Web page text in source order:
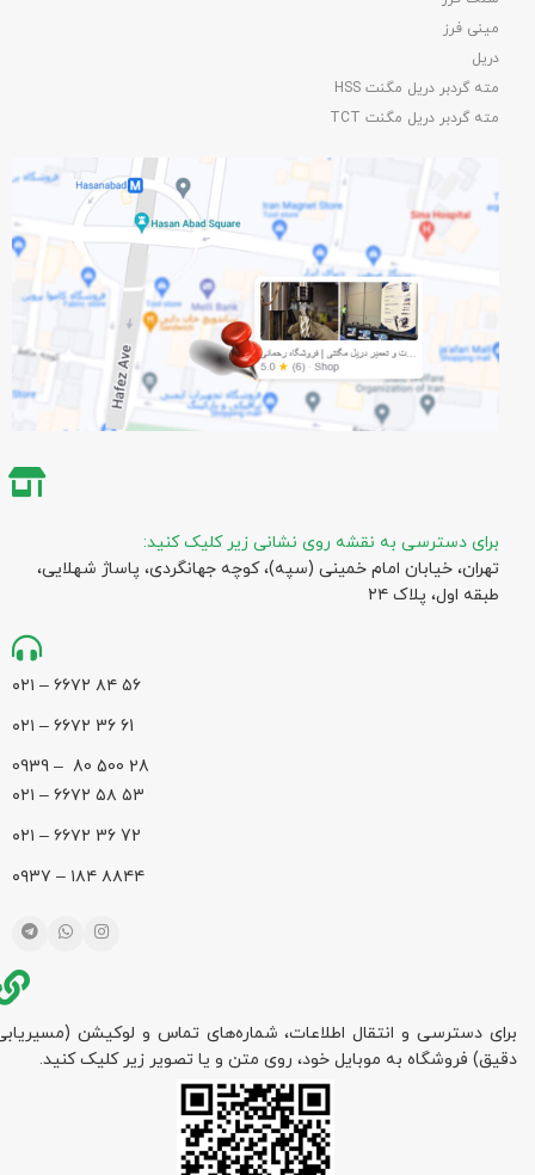
مینی فرز
دریل
مته گردبر دریل مگنت HSS
مته گردبر دریل مگنت TCT
برای دسترسی به نقشه روی نشانی زیر کلیک کنید:
تهران، خیابان امام خمینی (سپه)، کوچه جهانگردی،‌ پاساژ شهلایی،
طبقه اول، پلاک ۲۴
۵۶ ۸۴ ۶۶۷۲ – ۰۲۱
61 36 ۶۶۷۲ – ۰۲۱
28 500 80 – 0939
۵۳ ۵۸ ۶۶۷۲ – ۰۲۱
72 36 ۶۶۷۲ – ۰۲۱
۸۸۴۴ ۱۸۴ – ۰۹۳۷
برای دسترسی و انتقال اطلاعات، شماره‌های تماس و لوکیشن
دقیق) فروشگاه به موبایل خود، روی متن و یا تصویر زیر کلیک کنید.